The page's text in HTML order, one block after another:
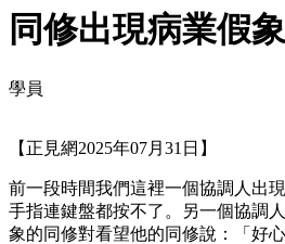
同修出現病業假
學員
【正見網2025年07月31日】
前一段時間我們這裡一個協調人出
手指連鍵盤都按不了。另一個協調
象的同修對看望他的同修說：「好